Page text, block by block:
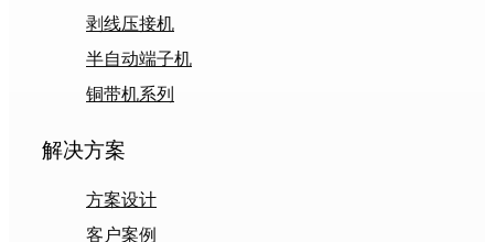
剥线压接机
半自动端子机
铜带机系列
解决方案
方案设计
客户案例